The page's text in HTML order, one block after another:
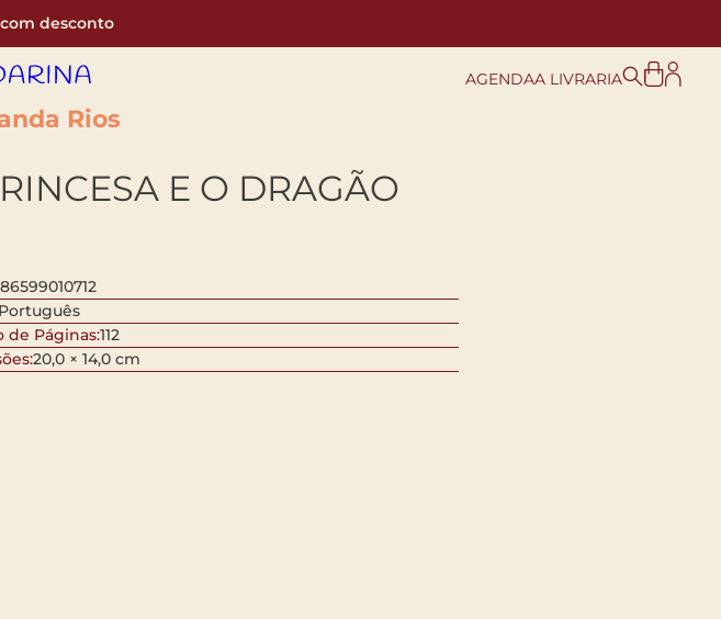
desconto
AGENDAA LIVRARIA
Rios
E O DRAGÃO
de Páginas:112
20,0 × 14,0 cm